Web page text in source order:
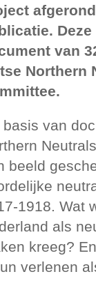
Deze
van
Northern
basis van
beeld
1918. Wat
als
kreeg?
verlenen